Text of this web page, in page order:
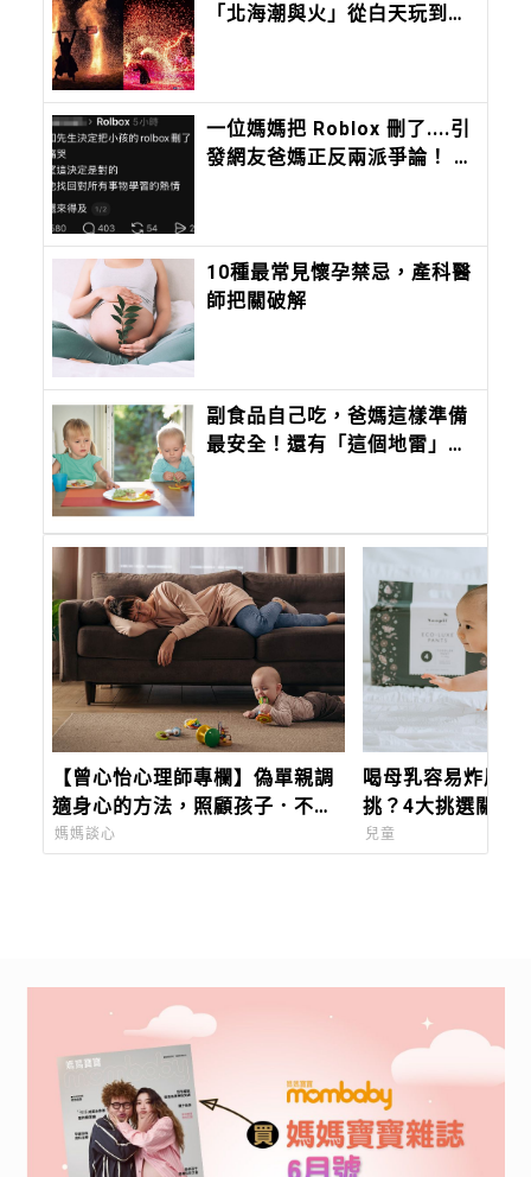
「北海潮與火」從白天玩到夜
一位媽媽把 Roblox 刪了....引
發網友爸媽正反兩派爭論！ 這
10種最常見懷孕禁忌，產科醫
師把關破解
副食品自己吃，爸媽這樣準備
最安全！還有「這個地雷」千
【曾心怡心理師專欄】偽單親調
適身心的方法，照顧孩子．不忘
好好愛自己
媽媽談心
喝母乳容易炸屎？
挑？4大挑選關鍵
兒童